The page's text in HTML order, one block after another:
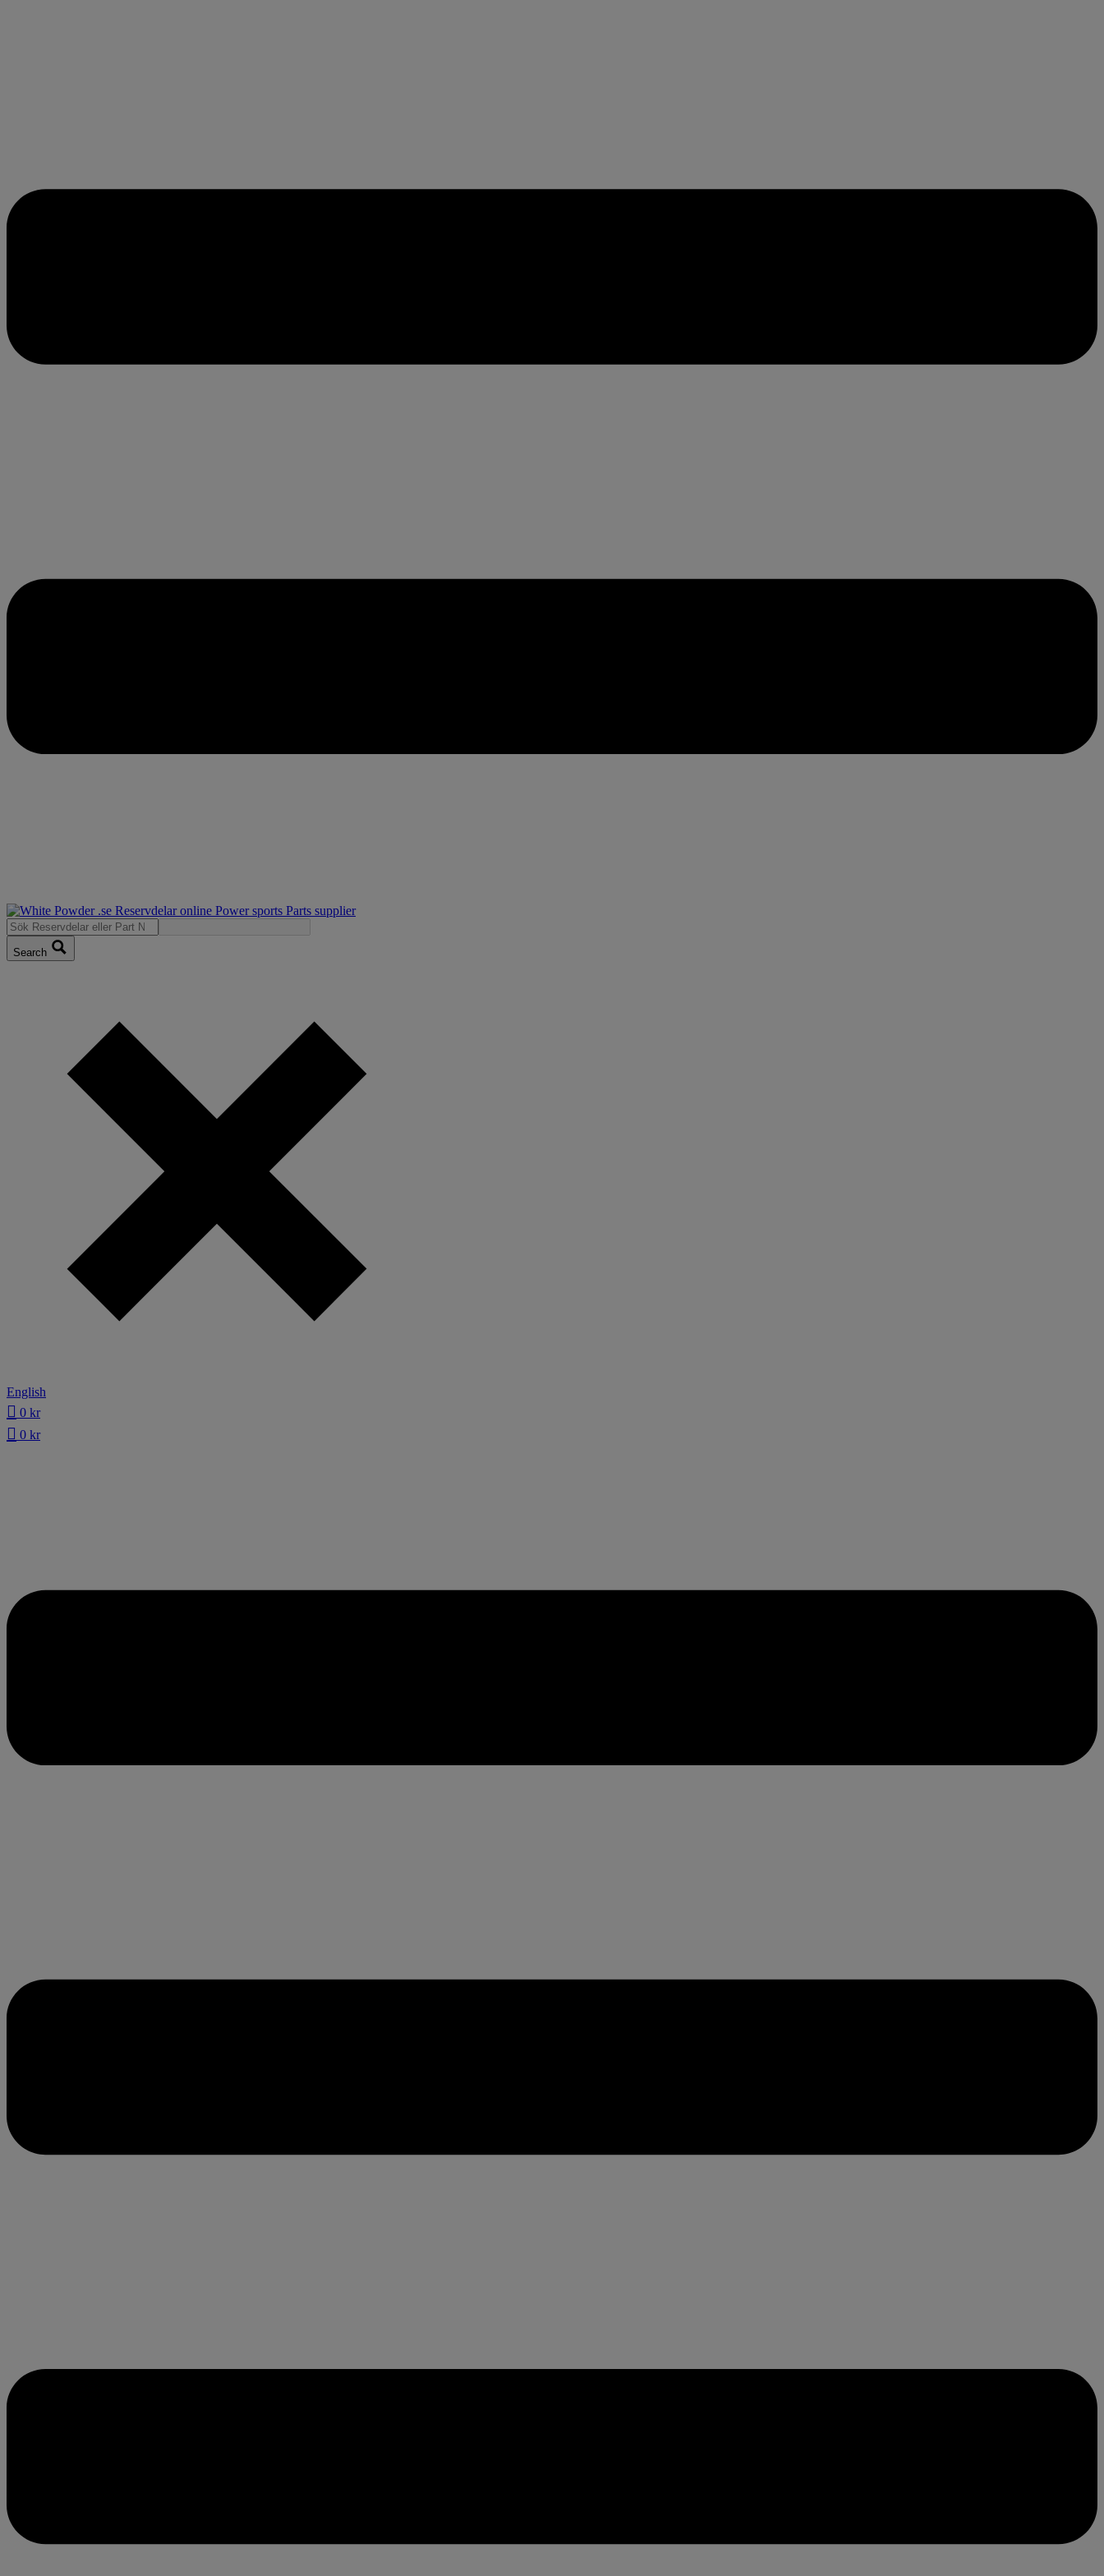
Search
English
0 kr
0 kr